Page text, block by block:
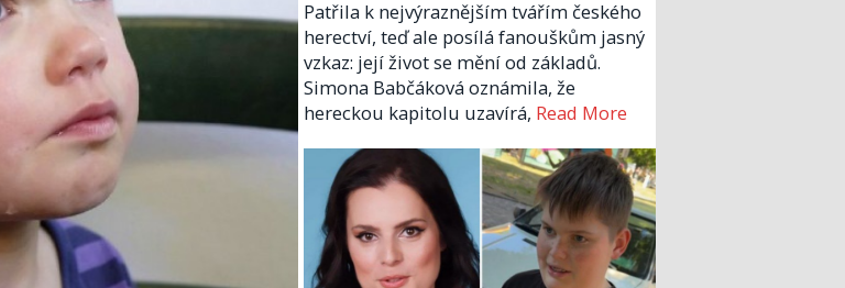
Patřila k nejvýraznějším tvářím českého
herectví, teď ale posílá fanouškům jasný
vzkaz: její život se mění od základů.
Simona Babčáková oznámila, že
hereckou kapitolu uzavírá, Read More